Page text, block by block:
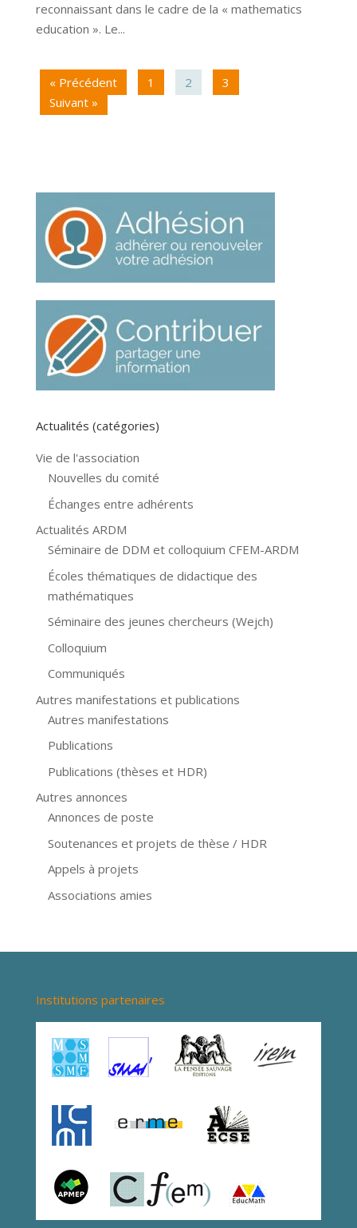
reconnaissant dans le cadre de la « mathematics
education ». Le...
« Précédent 1 2
3
Suivant »
Actualités (catégories)
Vie de l'association
Nouvelles du comité
Échanges entre adhérents
Actualités ARDM
Séminaire de DDM et colloquium CFEM-ARDM
Écoles thématiques de didactique des
mathématiques
Séminaire des jeunes chercheurs (Wejch)
Colloquium
Communiqués
Autres manifestations et publications
Autres manifestations
Publications
Publications (thèses et HDR)
Autres annonces
Annonces de poste
Soutenances et projets de thèse / HDR
Appels à projets
Associations amies
Institutions partenaires